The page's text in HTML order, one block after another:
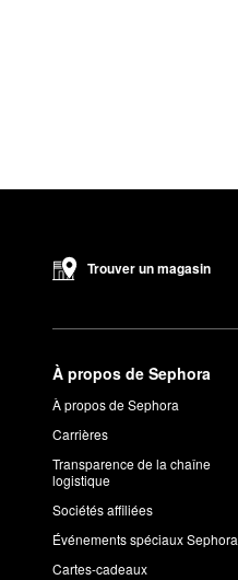
Trouver un magasin
À propos de Sephora
À propos de Sephora
Carrières
Transparence de la chaîne
logistique
Sociétés affiliées
Événements spéciaux Sephora
Cartes-cadeaux